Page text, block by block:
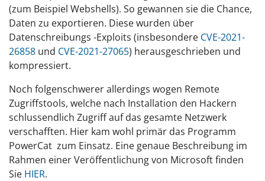
(zum Beispiel Webshells). So gewannen sie die Chance,
Daten zu exportieren. Diese wurden über
Datenschreibungs -Exploits (insbesondere CVE-2021-
26858 und CVE-2021-27065) herausgeschrieben und
kompressiert.
Noch folgenschwerer allerdings wogen Remote
Zugriffstools, welche nach Installation den Hackern
schlussendlich Zugriff auf das gesamte Netzwerk
verschafften. Hier kam wohl primär das Programm
PowerCat zum Einsatz. Eine genaue Beschreibung im
Rahmen einer Veröffentlichung von Microsoft finden
Sie HIER.